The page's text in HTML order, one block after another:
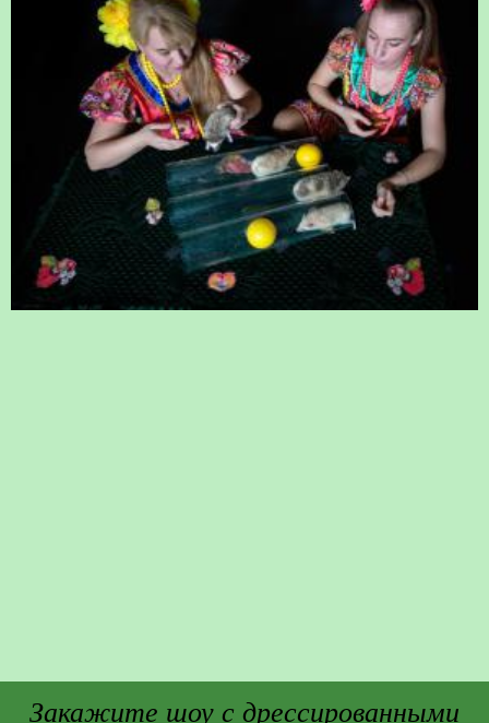
Закажите шоу с дрессированными